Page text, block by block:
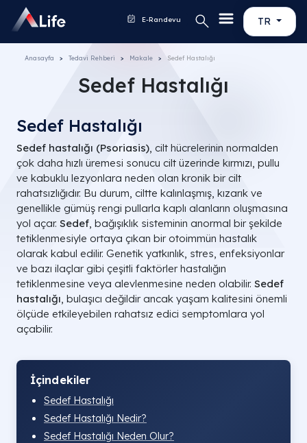
TR
E-Randevu
Anasayfa Tedavi Rehberi Makale Sedef Hastalığı
Sedef Hastalığı
Sedef Hastalığı
Sedef hastalığı (Psoriasis), cilt hücrelerinin normalden
çok daha hızlı üremesi sonucu cilt üzerinde kırmızı, pullu
ve kabuklu lezyonlara neden olan kronik bir cilt
rahatsızlığıdır. Bu durum, ciltte kalınlaşmış, kızarık ve
genellikle gümüş rengi pullarla kaplı alanların oluşmasına
yol açar. Sedef, bağışıklık sisteminin anormal bir şekilde
tetiklenmesiyle ortaya çıkan bir otoimmün hastalık
olarak kabul edilir. Genetik yatkınlık, stres, enfeksiyonlar
ve bazı ilaçlar gibi çeşitli faktörler hastalığın
tetiklenmesine veya alevlenmesine neden olabilir. Sedef
hastalığı, bulaşıcı değildir ancak yaşam kalitesini önemli
ölçüde etkileyebilen rahatsız edici semptomlara yol
açabilir.
İçindekiler
Sedef Hastalığı
Sedef Hastalığı Nedir?
Sedef Hastalığı Neden Olur?